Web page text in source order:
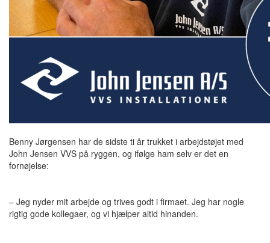
Benny Jørgensen har de sidste ti år trukket i arbejdstøjet med
John Jensen VVS på ryggen, og ifølge ham selv er det en
fornøjelse:
– Jeg nyder mit arbejde og trives godt i firmaet. Jeg har nogle
rigtig gode kollegaer, og vi hjælper altid hinanden.